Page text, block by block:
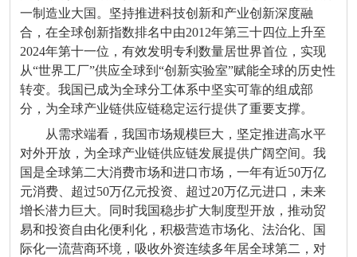
一制造业大国。坚持推进科技创新和产业创新深度融
合，在全球创新指数排名中由2012年第三十四位上升至
2024年第十一位，有效发明专利数量居世界首位，实现
从“世界工厂”供应全球到“创新实验室”赋能全球的历史性
转变。我国已成为全球分工体系中坚实可靠的组成部
分，为全球产业链供应链稳定运行提供了重要支撑。
从需求端看，我国市场规模巨大，坚定推进高水平
对外开放，为全球产业链供应链发展提供广阔空间。我
国是全球第二大消费市场和进口市场，一年有近50万亿
元消费、超过50万亿元投资、超过20万亿元进口，未来
增长潜力巨大。同时我国稳步扩大制度型开放，推动贸
易和投资自由化便利化，积极营造市场化、法治化、国
际化一流营商环境，吸收外资连续多年居全球第二，对